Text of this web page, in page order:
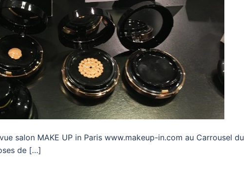
salon MAKE UP in Paris www.makeup-in.com au Carrousel du
de […]